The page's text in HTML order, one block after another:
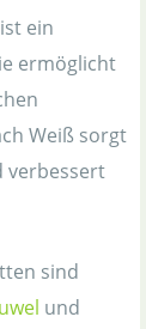
ein
ermöglicht
Weiß sorgt
verbessert
sind
und